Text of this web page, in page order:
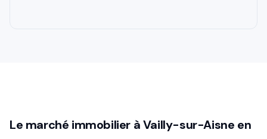
Le marché immobilier à Vailly-sur-Aisne en